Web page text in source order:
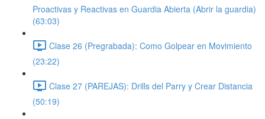
Proactivas y Reactivas en Guardia Abierta (Abrir la guardia)
(63:03)
Clase 26 (Pregrabada): Como Golpear en Movimiento
(23:22)
Clase 27 (PAREJAS): Drills del Parry y Crear Distancia
(50:19)